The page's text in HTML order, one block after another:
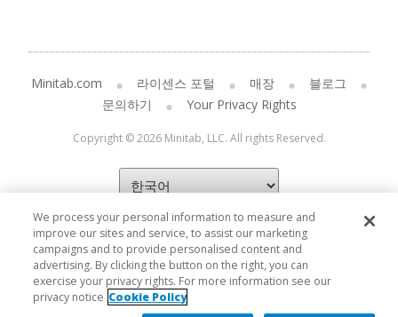
Minitab.com 라이센스 포털 매장
블로그
문의하기
Your Privacy Rights
Copyright © 2026 Minitab, LLC. All rights Reserved.
We process your personal information to measure and
improve our sites and service, to assist our marketing
campaigns and to provide personalised content and
advertising. By clicking the button on the right, you can
exercise your privacy rights. For more information see our
privacy notice Cookie Policy